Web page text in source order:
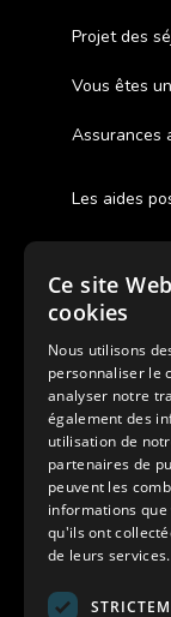
Projet des
Vous êtes
Assurances
Les aides
Cash Back
Pour les
Facebook
Instagram
Colonie de
Modes de
Chèque,
Ce site
cookies
Nous utilisons
personnaliser le
analyser notre
également des
utilisation de
partenaires de
peuvent les
informations
qu'ils ont
de leurs services.